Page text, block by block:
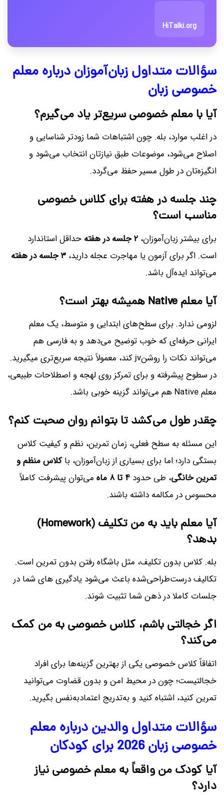
HiTalki.org
سؤالات متداول زبان‌آموزان درباره معلم
خصوصی زبان
آیا با معلم خصوصی سریع‌تر یاد می‌گیرم؟
در اغلب موارد، بله. چون اشتباهات شما زودتر شناسایی و
اصلاح می‌شود، موضوعات طبق نیازتان انتخاب می‌شود و
انگیزه‌تان در طول مسیر حفظ می‌گردد.
چند جلسه در هفته برای کلاس خصوصی
مناسب است؟
برای بیشتر زبان‌آموزان، ۲ جلسه در هفته
حداقل استاندارد
است. اگر برای آزمون یا مهاجرت عجله دارید، ۳ جلسه در هفته
می‌تواند ایده‌آل باشد.
آیا معلم Native همیشه بهتر است؟
لزومی ندارد. برای سطح‌های ابتدایی و متوسط، یک معلم
ایرانی حرفه‌ای که خوب توضیح می‌دهد و به فارسی هم
می‌تواند نکات را روشنjv کند، معمولاً نتیجه سریع‌تری میگیرید.
در سطوح پیشرفته و برای تمرکز روی لهجه و اصطلاحات طبیعی،
معلم Native هم می‌تواند گزینه خوبی باشد.
چقدر طول می‌کشد تا بتوانم روان صحبت کنم؟
این مسئله به سطح فعلی، زمان تمرین، نظم و کیفیت کلاس
بستگی دارد؛ اما برای بسیاری از زبان‌آموزان، باکلاس منظم و
تمرین خانگی، طی حدود ۴ تا ۸ ماه
می‌توان پیشرفت کاملاً
محسوس در مکالمه داشته باشند.
آیا معلم باید به من تکلیف (Homework)
بدهد؟
بله. کلاس بدون تکلیف، مثل باشگاه رفتن بدون تمرین است.
تکالیف درست‌طراحی‌شده باعث می‌شود یادگیری های شما در
جلسات کاملا در ذهن شما تثبیت شوند.
اگر خجالتی باشم، کلاس خصوصی به من کمک
می‌کند؟
اتفاقاً کلاس خصوصی یکی از بهترین گزینه‌ها برای افراد
خجالتیست؛ چون در محیط امن و بدون قضاوت می‌توانید
تمرین کنید، اشتباه کنید و به‌تدریج اعتمادبه‌نفس بگیرید.
سؤالات متداول والدین درباره معلم
خصوصی زبان 2026 برای کودکان
آیا کودک من واقعاً به معلم خصوصی نیاز
دارد؟